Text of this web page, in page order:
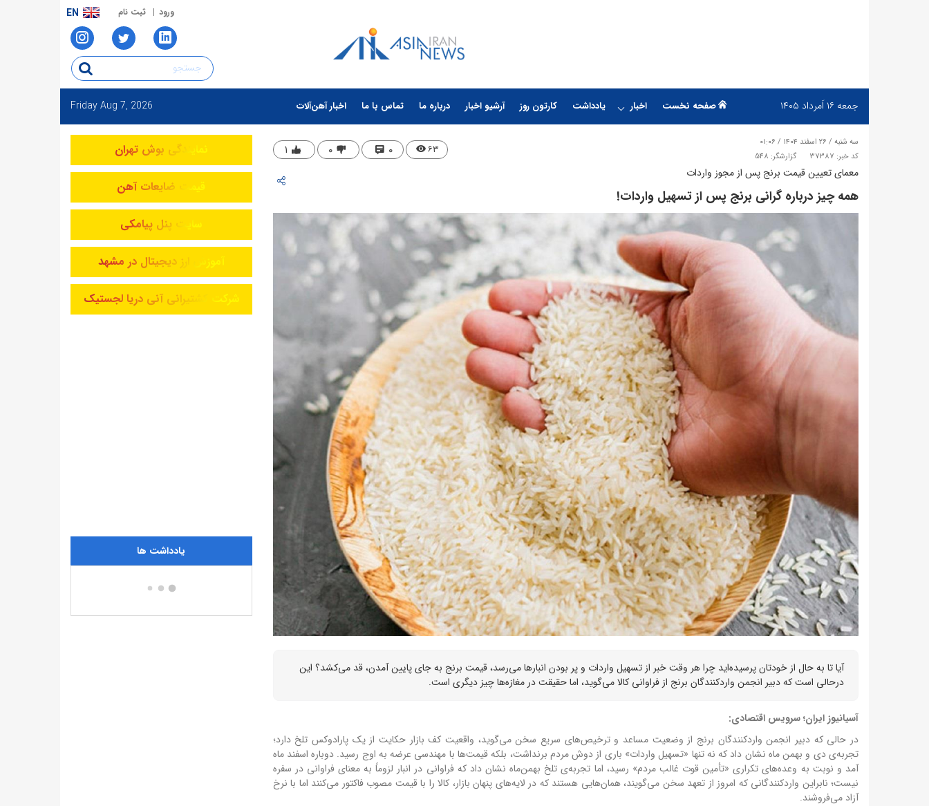
ورود ثبت نام EN
جمعه ۱۶ اَمرداد ۱۴۰۵ صفحه نخست اخبار یادداشت کارتون روز آرشیو اخبار درباره ما تماس با ما اخبار آهن‌آلات FridayAug 7, 2026
سه شنبه / ۲۶ اسفند ۱۴۰۴ / ۰۱:۰۶
کد خبر: 37387
گزارشگر: 548 ۶۳ ۰ ۰ ۱
معمای تعیین قیمت برنج پس از مجوز واردات
همه چیز درباره گرانی برنج پس از تسهیل واردات!
​آیا تا به حال از خودتان پرسیده‌اید چرا هر وقت خبر از تسهیل واردات و پر بودن انبارها می‌رسد، قیمت برنج به جای پایین آمدن، قد می‌کشد؟ این
درحالی است که دبیر انجمن واردکنندگان برنج از فراوانی کالا می‌گوید، اما حقیقت در مغازه‌ها چیز دیگری است.
آسیانیوز ایران؛ سرویس اقتصادی:
در حالی که دبیر انجمن واردکنندگان برنج از وضعیت مساعد و ترخیص‌های سریع سخن می‌گوید، واقعیت کف بازار حکایت از یک پارادوکس تلخ دارد؛
تجربه‌ی دی و بهمن ماه نشان داد که نه تنها «تسهیل واردات» باری از دوش مردم برنداشت، بلکه قیمت‌ها با مهندسی عرضه به اوج رسید. دوباره اسفند ماه
آمد و نوبت به وعده‌های تکراری «تأمین قوت غالب مردم» رسید، اما تجربه‌ی تلخ بهمن‌ماه نشان داد که فراوانی در انبار لزوماً به معنای فراوانی در سفره
نیست؛ نابراین واردکنندگانی که امروز از تعهد سخن می‌گویند، همان‌هایی هستند که در لایه‌های پنهان بازار، کالا را با قیمت مصوب فاکتور می‌کنند اما با نرخ
آزاد می‌فروشند.
نمایندگی بوش تهران
قیمت ضایعات آهن
سایت پنل پیامکی
آموزش ارز دیجیتال در مشهد
شرکت کشتیرانی آنی دریا لجستیک
یادداشت ها